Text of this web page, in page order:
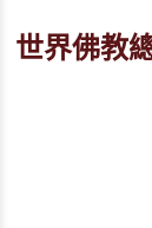
世界佛教